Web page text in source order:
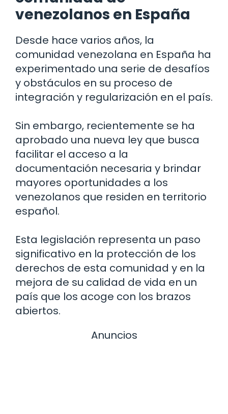
venezolanos en España
Desde hace varios años, la
comunidad venezolana en España ha
experimentado una serie de desafíos
y obstáculos en su proceso de
integración y regularización en el país.
Sin embargo, recientemente se ha
aprobado una nueva ley que busca
facilitar el acceso a la
documentación necesaria y brindar
mayores oportunidades a los
venezolanos que residen en territorio
español.
Esta legislación representa un paso
significativo en la protección de los
derechos de esta comunidad y en la
mejora de su calidad de vida en un
país que los acoge con los brazos
abiertos.
Anuncios